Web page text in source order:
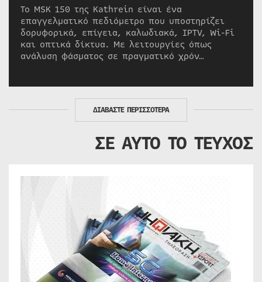
Το MSK 150 της Kathrein είναι ένα
επαγγελματικό πεδιόμετρο που υποστηρίζει
δορυφορικά, επίγεια, καλωδιακά, IPTV, Wi-Fi
και οπτικά δίκτυα. Με λειτουργίες όπως
ανάλυση φάσματος σε πραγματικό χρόν…
ΔΙΑΒΑΣΤΕ ΠΕΡΙΣΣΟΤΕΡΑ
ΣΕ ΑΥΤΟ ΤΟ ΤΕΥΧΟΣ